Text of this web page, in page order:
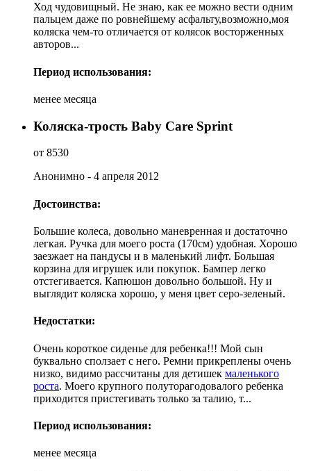
Ход чудовищный. Не знаю, как ее можно вести одним
пальцем даже по ровнейшему асфальту,возможно,моя
коляска чем-то отличается от колясок восторженных
авторов...
Период использования:
менее месяца
Коляска-трость Baby Care Sprint
от 8530
Анонимно - 4 апреля 2012
Достоинства:
Большие колеса, довольно маневренная и достаточно
легкая. Ручка для моего роста (170см) удобная. Хорошо
заезжает на пандусы и в маленький лифт. Большая
корзина для игрушек или покупок. Бампер легко
отстегивается. Капюшон довольно большой. Ну и
выглядит коляска хорошо, у меня цвет серо-зеленый.
Недостатки:
Очень короткое сиденье для ребенка!!! Мой сын
буквально сползает с него. Ремни прикреплены очень
низко, видимо рассчитаны для детишек маленького
роста. Моего крупного полуторагодовалого ребенка
приходится пристегивать только за талию, т...
Период использования:
менее месяца